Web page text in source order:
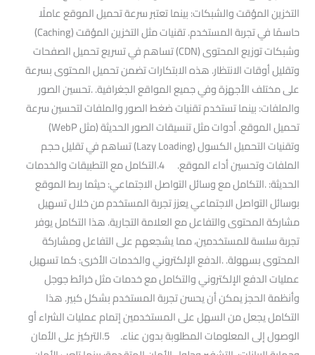
التخزين المؤقت والشبكات: بينما تعتبر سرعة تحميل الموقع عاملًا
حاسمًا في تجربة المستخدم. تقنيات مثل التخزين المؤقت (Caching)
وشبكات توزيع المحتوى (CDN) تساهم في تسريع تحميل الصفحات
وتقليل أوقات الانتظار. هذه الابتكارات تضمن تحميل المحتوى بسرعة
على مختلف الأجهزة وفي جميع المواقع الجغرافية. .تحسين الصور
والملفات: بينما تستخدم تقنيات ضغط الصور والملفات لتحسين سرعة
تحميل الموقع. أدوات مثل تنسيقات الصور الحديثة (مثل WebP)
وتقنيات التحميل الكسول (Lazy Loading) تساهم في تقليل حجم
الملفات وتحسين أداء الموقع. 4.التكامل مع التطبيقات والخدمات
الحديثة: .التكامل مع وسائل التواصل الاجتماعي: حيثما ربط الموقع
بوسائل التواصل الاجتماعي يعزز تجربة المستخدم من خلال تسهيل
مشاركة المحتوى والتفاعل مع العلامة التجارية. هذا التكامل يوفر
تجربة سلسة للمستخدمين، مما يشجعهم على التفاعل ومشاركة
المحتوى بسهولة. .الدفع الإلكتروني والخدمات الأخرى: كما تسهيل
عمليات الدفع الإلكتروني والتكامل مع خدمات مثل خرائط جوجل
وأنظمة الحجز يمكن أن يحسن تجربة المستخدم بشكل كبير. هذا
التكامل يجعل من السهل على المستخدمين إتمام عمليات الشراء أو
الوصول إلى المعلومات المطلوبة بدون عناء. 5.التركيز على الأمان